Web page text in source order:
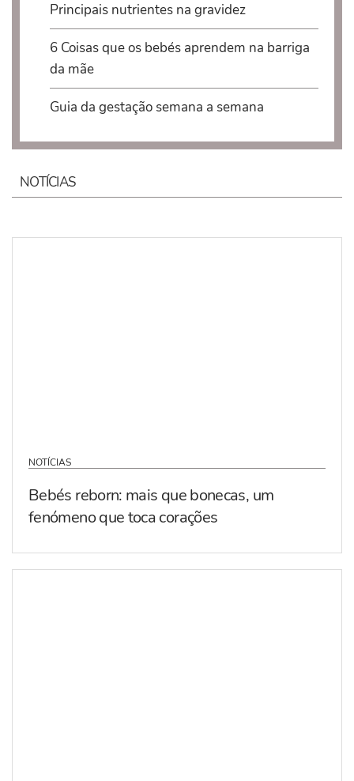
Principais nutrientes na gravidez
6 Coisas que os bebés aprendem na barriga
da mãe
Guia da gestação semana a semana
NOTÍCIAS
NOTÍCIAS
Bebés reborn: mais que bonecas, um
fenómeno que toca corações